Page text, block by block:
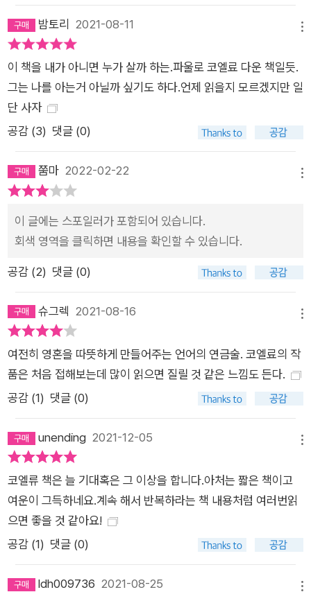
밤토리 2021-08-11
이 책을 내가 아니면 누가 살까 하는.파울로 코엘료 다운 책일듯.
그는 나를 아는거 아닐까 싶기도 하다.언제 읽을지 모르겠지만 일
단 사자
공감 (3) 댓글 (0)
쭘마 2022-02-22
이 글에는 스포일러가 포함되어 있습니다.
회색 영역을 클릭하면 내용을 확인할 수 있습니다.
공감 (2) 댓글 (0)
슈그렉 2021-08-16
여전히 영혼을 따뜻하게 만들어주는 언어의 연금술. 코엘료의 작
품은 처음 접해보는데 많이 읽으면 질릴 것 같은 느낌도 든다.
공감 (1) 댓글 (0)
unending 2021-12-05
코엘류 책은 늘 기대혹은 그 이상을 합니다.아처는 짧은 책이고
여운이 그득하네요.계속 해서 반복하라는 책 내용처럼 여러번읽
으면 좋을 것 같아요!
공감 (1) 댓글 (0)
ldh009736 2021-08-25